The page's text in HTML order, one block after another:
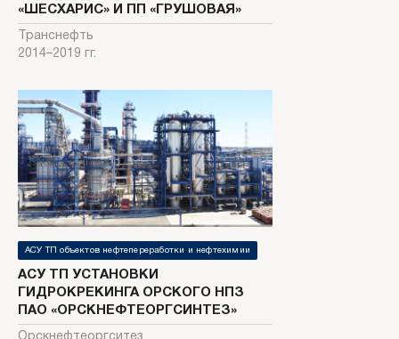
«ШЕСХАРИС» И ПП «ГРУШОВАЯ»
Транснефть
2014–2019 гг.
АСУ ТП объектов нефтепереработки и нефтехимии
АСУ ТП УСТАНОВКИ
ГИДРОКРЕКИНГА ОРСКОГО НПЗ
ПАО «ОРСКНЕФТЕОРГСИНТЕЗ»
Орскнефтеоргситез